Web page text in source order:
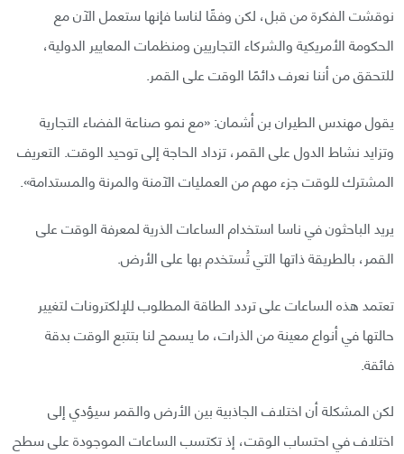
نوقشت الفكرة من قبل، لكن وفقًا لناسا فإنها ستعمل الآن مع
الحكومة الأمريكية والشركاء التجاريين ومنظمات المعايير الدولية،
للتحقق من أننا نعرف دائمًا الوقت على القمر.
يقول مهندس الطيران بن أشمان: «مع نمو صناعة الفضاء التجارية
وتزايد نشاط الدول على القمر، تزداد الحاجة إلى توحيد الوقت. التعريف
المشترك للوقت جزء مهم من العمليات الآمنة والمرنة والمستدامة».
يريد الباحثون في ناسا استخدام الساعات الذرية لمعرفة الوقت على
القمر، بالطريقة ذاتها التي تُستخدم بها على الأرض.
تعتمد هذه الساعات على تردد الطاقة المطلوب للإلكترونات لتغيير
حالتها في أنواع معينة من الذرات، ما يسمح لنا بتتبع الوقت بدقة
فائقة.
لكن المشكلة أن اختلاف الجاذبية بين الأرض والقمر سيؤدي إلى
اختلاف في احتساب الوقت، إذ تكتسب الساعات الموجودة على سطح